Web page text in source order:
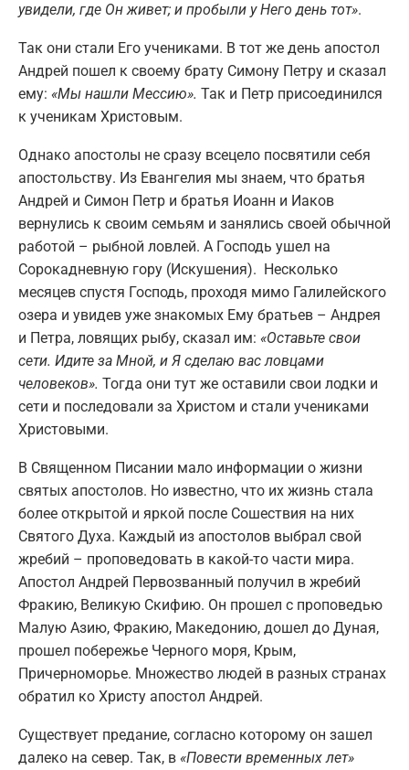
увидели, где Он живет; и пробыли у Него день тот».
Так они стали Его учениками. В тот же день апостол
Андрей пошел к своему брату Симону Петру и сказал
ему: «Мы нашли Мессию». Так и Петр присоединился
к ученикам Христовым.
Однако апостолы не сразу всецело посвятили себя
апостольству. Из Евангелия мы знаем, что братья
Андрей и Симон Петр и братья Иоанн и Иаков
вернулись к своим семьям и занялись своей обычной
работой – рыбной ловлей. А Господь ушел на
Сорокадневную гору (Искушения). Несколько
месяцев спустя Господь, проходя мимо Галилейского
озера и увидев уже знакомых Ему братьев – Андрея
и Петра, ловящих рыбу, сказал им: «Оставьте свои
сети. Идите за Мной, и Я сделаю вас ловцами
человеков». Тогда они тут же оставили свои лодки и
сети и последовали за Христом и стали учениками
Христовыми.
В Священном Писании мало информации о жизни
святых апостолов. Но известно, что их жизнь стала
более открытой и яркой после Сошествия на них
Святого Духа. Каждый из апостолов выбрал свой
жребий – проповедовать в какой-то части мира.
Апостол Андрей Первозванный получил в жребий
Фракию, Великую Скифию. Он прошел с проповедью
Малую Азию, Фракию, Македонию, дошел до Дуная,
прошел побережье Черного моря, Крым,
Причерноморье. Множество людей в разных странах
обратил ко Христу апостол Андрей.
Существует предание, согласно которому он зашел
далеко на север. Так, в «Повести временных лет»